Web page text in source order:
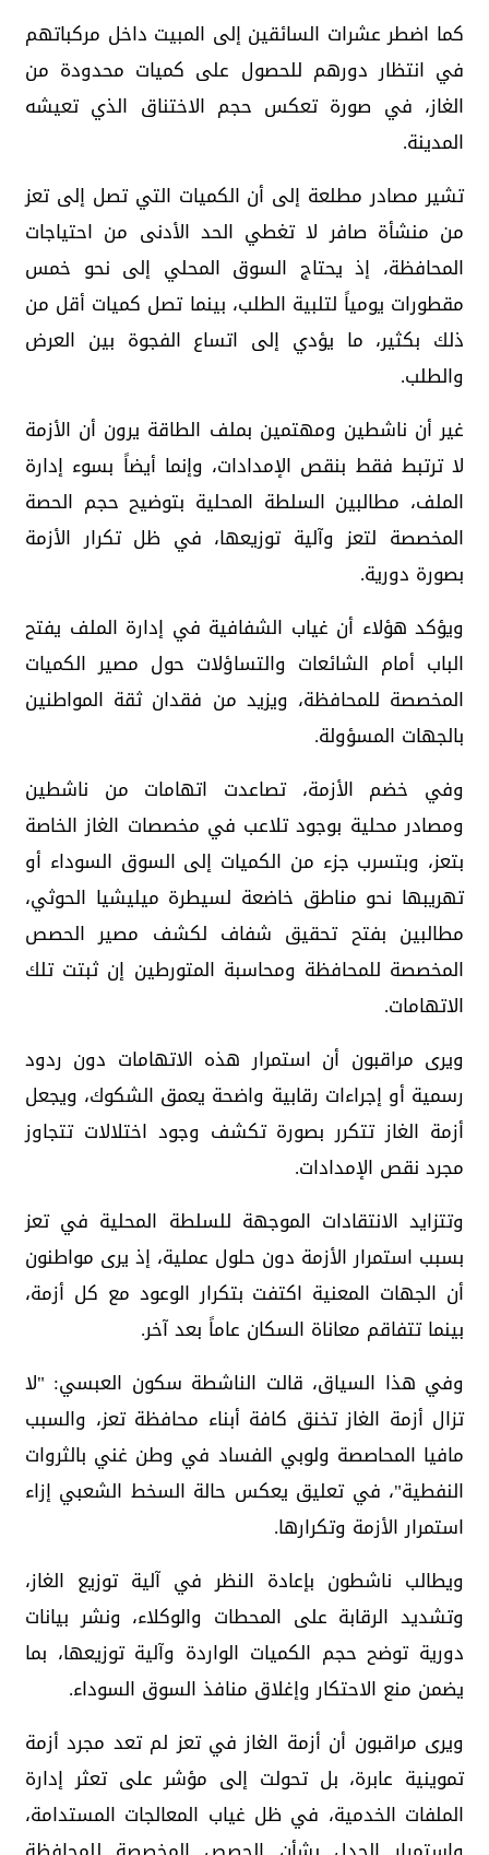
كما اضطر عشرات السائقين إلى المبيت داخل مركباتهم
في انتظار دورهم للحصول على كميات محدودة من
الغاز، في صورة تعكس حجم الاختناق الذي تعيشه
المدينة.
تشير مصادر مطلعة إلى أن الكميات التي تصل إلى تعز
من منشأة صافر لا تغطي الحد الأدنى من احتياجات
المحافظة، إذ يحتاج السوق المحلي إلى نحو خمس
مقطورات يومياً لتلبية الطلب، بينما تصل كميات أقل من
ذلك بكثير، ما يؤدي إلى اتساع الفجوة بين العرض
والطلب.
غير أن ناشطين ومهتمين بملف الطاقة يرون أن الأزمة
لا ترتبط فقط بنقص الإمدادات، وإنما أيضاً بسوء إدارة
الملف، مطالبين السلطة المحلية بتوضيح حجم الحصة
المخصصة لتعز وآلية توزيعها، في ظل تكرار الأزمة
بصورة دورية.
ويؤكد هؤلاء أن غياب الشفافية في إدارة الملف يفتح
الباب أمام الشائعات والتساؤلات حول مصير الكميات
المخصصة للمحافظة، ويزيد من فقدان ثقة المواطنين
بالجهات المسؤولة.
وفي خضم الأزمة، تصاعدت اتهامات من ناشطين
ومصادر محلية بوجود تلاعب في مخصصات الغاز الخاصة
بتعز، وبتسرب جزء من الكميات إلى السوق السوداء أو
تهريبها نحو مناطق خاضعة لسيطرة ميليشيا الحوثي،
مطالبين بفتح تحقيق شفاف لكشف مصير الحصص
المخصصة للمحافظة ومحاسبة المتورطين إن ثبتت تلك
الاتهامات.
ويرى مراقبون أن استمرار هذه الاتهامات دون ردود
رسمية أو إجراءات رقابية واضحة يعمق الشكوك، ويجعل
أزمة الغاز تتكرر بصورة تكشف وجود اختلالات تتجاوز
مجرد نقص الإمدادات.
وتتزايد الانتقادات الموجهة للسلطة المحلية في تعز
بسبب استمرار الأزمة دون حلول عملية، إذ يرى مواطنون
أن الجهات المعنية اكتفت بتكرار الوعود مع كل أزمة،
بينما تتفاقم معاناة السكان عاماً بعد آخر.
وفي هذا السياق، قالت الناشطة سكون العبسي: "لا
تزال أزمة الغاز تخنق كافة أبناء محافظة تعز، والسبب
مافيا المحاصصة ولوبي الفساد في وطن غني بالثروات
النفطية"، في تعليق يعكس حالة السخط الشعبي إزاء
استمرار الأزمة وتكرارها.
ويطالب ناشطون بإعادة النظر في آلية توزيع الغاز،
وتشديد الرقابة على المحطات والوكلاء، ونشر بيانات
دورية توضح حجم الكميات الواردة وآلية توزيعها، بما
يضمن منع الاحتكار وإغلاق منافذ السوق السوداء.
ويرى مراقبون أن أزمة الغاز في تعز لم تعد مجرد أزمة
تموينية عابرة، بل تحولت إلى مؤشر على تعثر إدارة
الملفات الخدمية، في ظل غياب المعالجات المستدامة،